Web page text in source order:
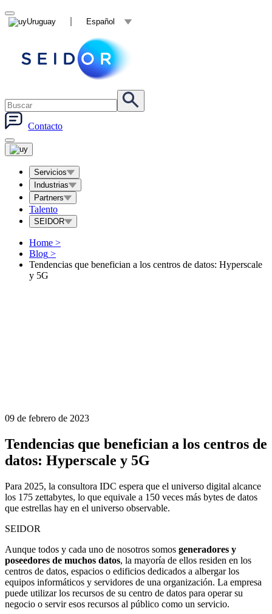
Uruguay Español
Contacto
Servicios
Industrias
Partners
Talento
SEIDOR
Home >
Blog >
Tendencias que benefician a los centros de datos: Hyperscale
y 5G
09 de febrero de 2023
Tendencias que benefician a los centros de
datos: Hyperscale y 5G
Para 2025, la consultora IDC espera que el universo digital alcance
los 175 zettabytes, lo que equivale a 150 veces más bytes de datos
que estrellas hay en el universo observable.
SEIDOR
Aunque todos y cada uno de nosotros somos generadores y
poseedores de muchos datos, la mayoría de ellos residen en los
centros de datos, espacios o edificios dedicados a albergar los
equipos informáticos y servidores de una organización. La empresa
puede utilizar los recursos de su centro de datos para operar su
negocio o servir esos recursos al público como un servicio.